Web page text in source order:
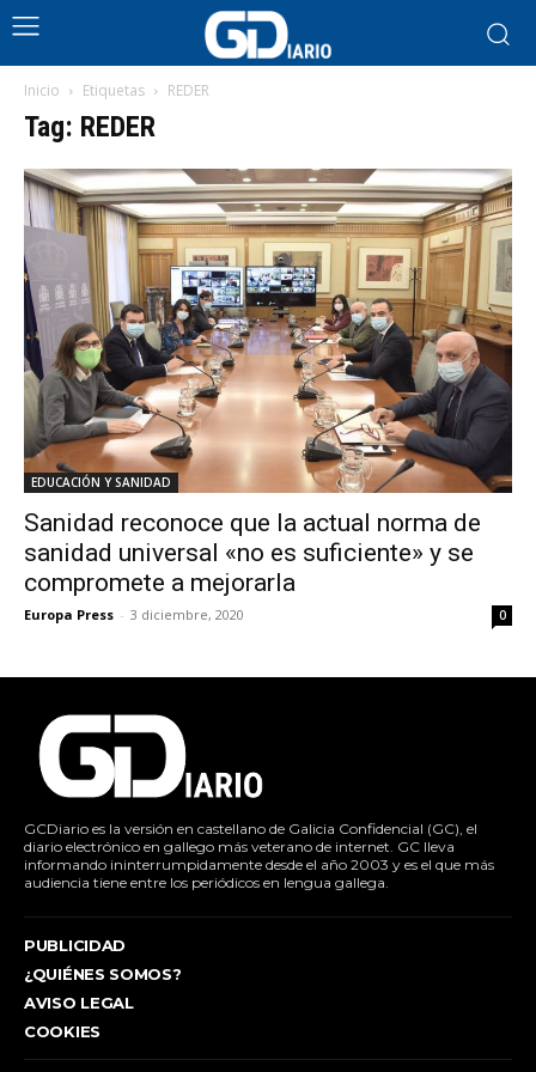
Inicio Etiquetas REDER
Tag: REDER
EDUCACIÓN Y SANIDAD
Sanidad reconoce que la actual norma de
sanidad universal «no es suficiente» y se
compromete a mejorarla
Europa Press - 3 diciembre, 2020 0
GCDiario es la versión en castellano de Galicia Confidencial (GC), el
diario electrónico en gallego más veterano de internet. GC lleva
informando ininterrumpidamente desde el año 2003 y es el que más
audiencia tiene entre los periódicos en lengua gallega.
PUBLICIDAD
¿QUIÉNES SOMOS?
AVISO LEGAL
COOKIES